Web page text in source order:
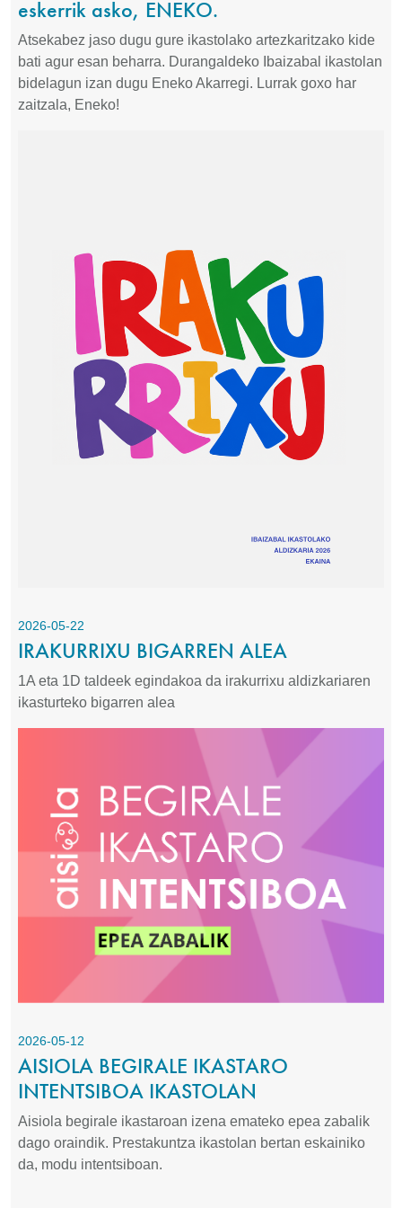
eskerrik asko, ENEKO.
Atsekabez jaso dugu gure ikastolako artezkaritzako kide
bati agur esan beharra. Durangaldeko Ibaizabal ikastolan
bidelagun izan dugu Eneko Akarregi. Lurrak goxo har
zaitzala, Eneko!
2026-05-22
IRAKURRIXU BIGARREN ALEA
1A eta 1D taldeek egindakoa da irakurrixu aldizkariaren
ikasturteko bigarren alea
2026-05-12
AISIOLA BEGIRALE IKASTARO
INTENTSIBOA IKASTOLAN
Aisiola begirale ikastaroan izena emateko epea zabalik
dago oraindik. Prestakuntza ikastolan bertan eskainiko
da, modu intentsiboan.